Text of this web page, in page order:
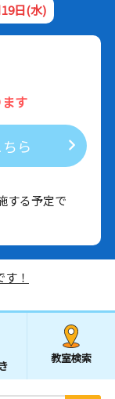
日(水)
す
ら
する予定で
！
教室検索